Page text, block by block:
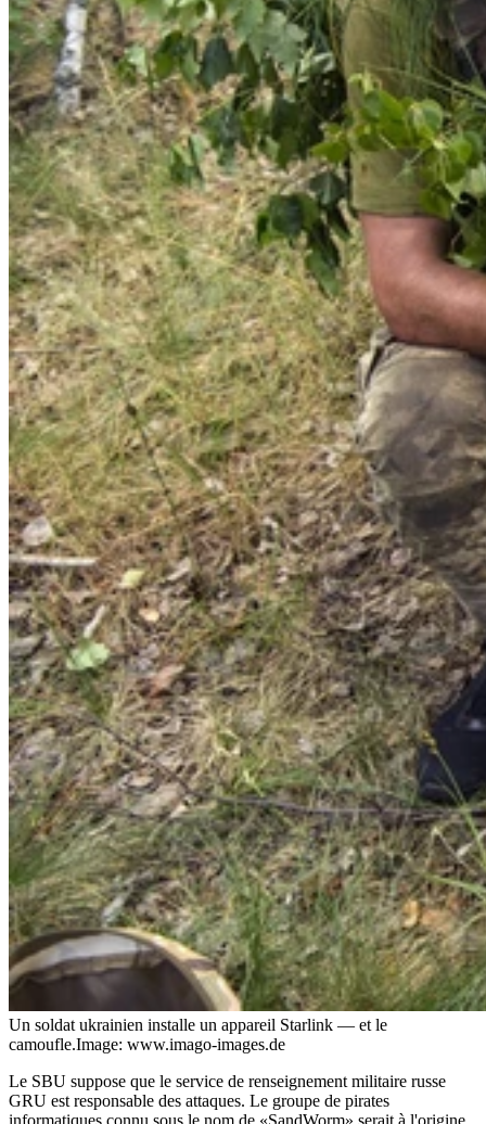
Un soldat ukrainien installe un appareil Starlink — et le
camoufle.Image: www.imago-images.de
Le SBU suppose que le service de renseignement militaire russe
GRU est responsable des attaques. Le groupe de pirates
informatiques connu sous le nom de «SandWorm» serait à l'origine